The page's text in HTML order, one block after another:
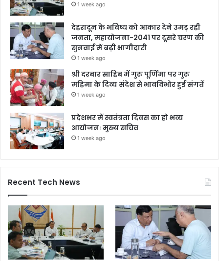
1 week ago
देहरादून के भविष्य को आकार देने उमड़ रही
जनता, महायोजना-2041 पर दूसरे चरण की
सुनवाई में बढ़ी भागीदारी
1 week ago
श्री दरबार साहिब में गुरु पूर्णिमा पर गुरु
महिमा के दिव्य संदेश से भावविभोर हुई संगतें
1 week ago
प्रदेशभर में स्वतंत्रता दिवस का हो भव्य
आयोजनः मुख्य सचिव
1 week ago
Recent Tech News